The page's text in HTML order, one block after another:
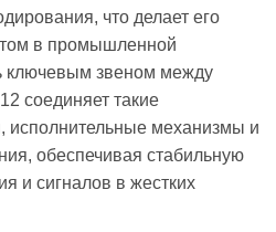
что делает его
в промышленной
ключевым звеном между
соединяет такие
исполнительные механизмы и
обеспечивая стабильную
и сигналов в жестких